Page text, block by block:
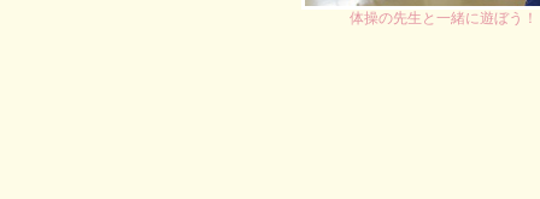
体操の先生と一緒に遊ぼう！